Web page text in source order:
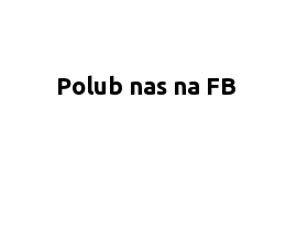
Polub nas na FB